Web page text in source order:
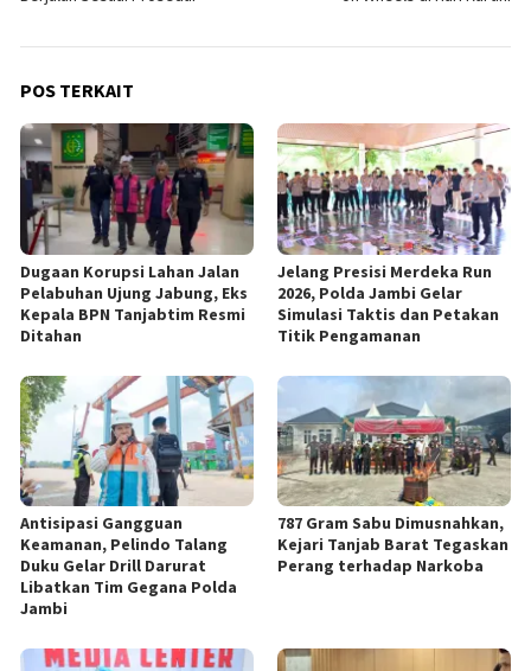
POS TERKAIT
Dugaan Korupsi Lahan Jalan
Pelabuhan Ujung Jabung, Eks
Kepala BPN Tanjabtim Resmi
Ditahan
Jelang Presisi Merdeka Run
2026, Polda Jambi Gelar
Simulasi Taktis dan Petakan
Titik Pengamanan
Antisipasi Gangguan
Keamanan, Pelindo Talang
Duku Gelar Drill Darurat
Libatkan Tim Gegana Polda
Jambi
787 Gram Sabu Dimusnahkan,
Kejari Tanjab Barat Tegaskan
Perang terhadap Narkoba